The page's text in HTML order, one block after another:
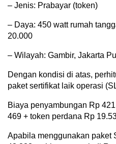
– Jenis: Prabayar (token)
– Daya: 450 watt rumah
20.000
– Wilayah: Gambir, Jakarta
Dengan kondisi di atas,
paket sertifikat laik operasi
Biaya penyambungan Rp
469 + token perdana Rp
Apabila menggunakan paket